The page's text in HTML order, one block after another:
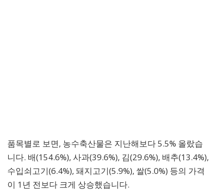
품목별로 보면, 농수축산물은 지난해보다 5.5% 올랐습
니다. 배(154.6%), 사과(39.6%), 김(29.6%), 배추(13.4%),
수입쇠고기(6.4%), 돼지고기(5.9%), 쌀(5.0%) 등의 가격
이 1년 전보다 크게 상승했습니다.